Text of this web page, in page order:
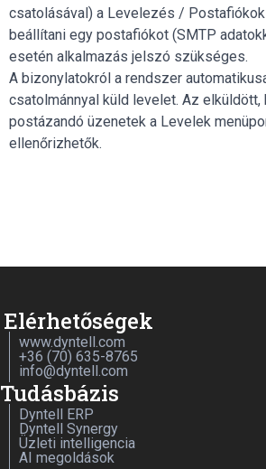
csatolásával) a Levelezés /
beállítani egy postafiókot (SMTP
esetén alkalmazás jelszó szükséges.
A bizonylatokról a rendszer
csatolmánnyal küld levelet. Az
postázandó üzenetek a Levelek
ellenőrizhetők.
Elérhetőségek
www.dyntell.com
+36 (70) 635-8765
info@dyntell.com
Tudásbázis
Dyntell ERP
Dyntell Synergy
Üzleti intelligencia
AI megoldások